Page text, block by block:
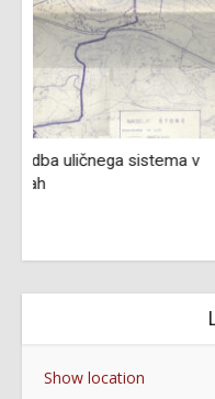
12. februarja 1774 se
alpinist, pesnik,
Show location